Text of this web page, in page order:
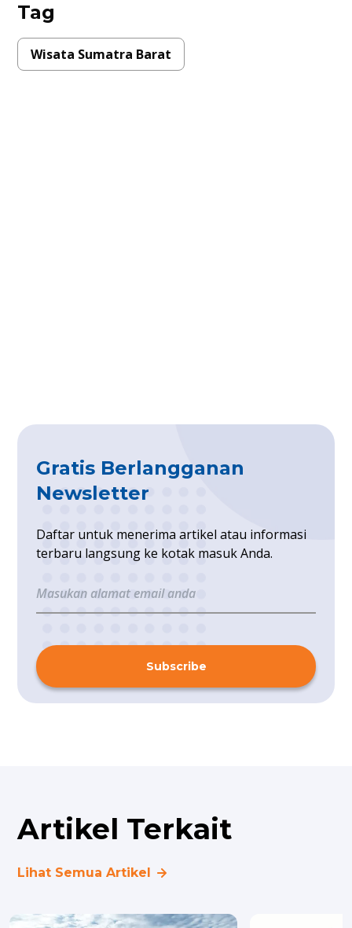
Tag
Wisata Sumatra Barat
Gratis Berlangganan
Newsletter
Daftar untuk menerima artikel atau informasi
terbaru langsung ke kotak masuk Anda.
Subscribe
Artikel Terkait
Lihat Semua Artikel